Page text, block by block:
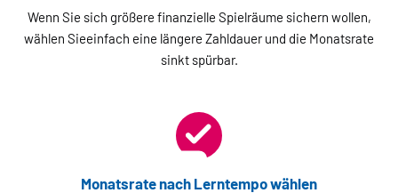
Wenn Sie sich größere finanzielle Spielräume sichern wollen,
wählen Sieeinfach eine längere Zahldauer und die Monatsrate
sinkt spürbar.
Monatsrate nach Lerntempo wählen